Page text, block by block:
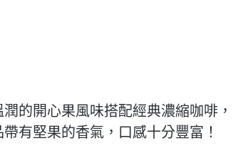
的開心果風味搭配經典濃縮咖啡，
有堅果的香氣，口感十分豐富！